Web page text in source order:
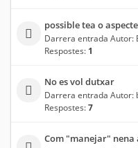
possible tea o
Darrera entrada Autor:
Respostes: 1
No es vol dutxar
Darrera entrada Autor:
Respostes:7
Com "manejar"